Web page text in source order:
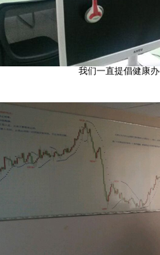
我们一直提倡健康